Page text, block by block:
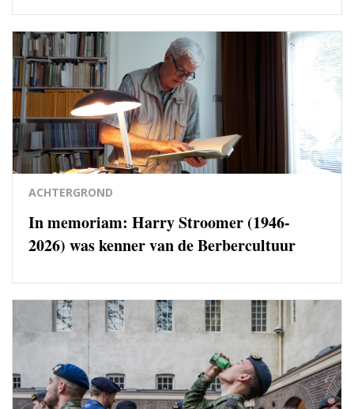
ACHTERGROND
In memoriam: Harry Stroomer (1946-
2026) was kenner van de Berbercultuur